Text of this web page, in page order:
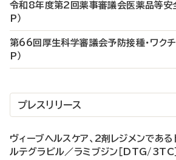
令和8年度第2回薬事審議会医薬品等安
P）
第66回厚生科学審議会予防接種・ワクチ
P）
プレスリリース
ヴィーブヘルスケア、2剤レジメンである
ルテグラビル／ラミブジン［DTG/3TC